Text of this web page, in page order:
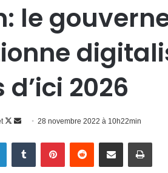
le
2026
Follow
Envoyer
courriel
28 novembre 2022 à 10h22min
LinkedinTumblr PinterestReddit Partager par email